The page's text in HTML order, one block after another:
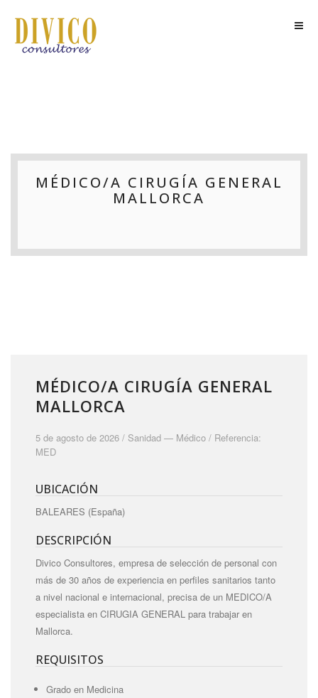
MÉDICO/A CIRUGÍA GENERAL
MALLORCA
MÉDICO/A CIRUGÍA GENERAL
MALLORCA
5 de agosto de 2026 / Sanidad — Médico / Referencia:
MED
UBICACIÓN
BALEARES (España)
DESCRIPCIÓN
Divico Consultores, empresa de selección de personal con
más de 30 años de experiencia en perfiles sanitarios tanto
a nivel nacional e internacional, precisa de un MEDICO/A
especialista en CIRUGIA GENERAL para trabajar en
Mallorca.
REQUISITOS
Grado en Medicina